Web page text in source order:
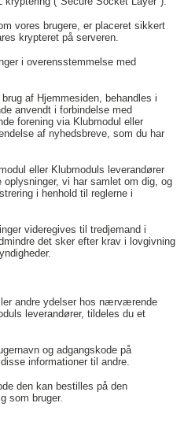
vores brugere, er placeret sikkert
krypteret på serveren.
i overensstemmelse med
af Hjemmesiden, behandles i
anvendt i forbindelse med
forening via Klubmodul eller
af nyhedsbreve, som du har
eller Klubmoduls leverandører
vi har samlet om dig, og
i henhold til reglerne i
videregives til tredjemand i
det sker efter krav i lovgivning
andre ydelser hos nærværende
leverandører, tildeles du et
og adgangskode på
informationer til andre.
den kan bestilles på den
som bruger.